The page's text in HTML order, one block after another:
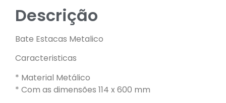
Descrição
Bate Estacas Metalico
Caracteristicas
* Material Metálico
* Com as dimensões 114 x 600 mm